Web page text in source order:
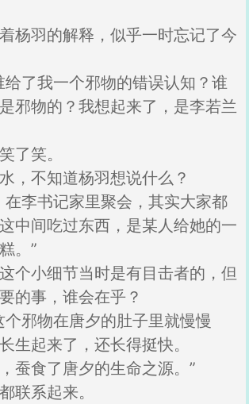
杨羽的解释，似乎一时忘记了今
给了我一个邪物的错误认知？谁
邪物的？我想起来了，是李若兰
了笑。
，不知道杨羽想说什么？
在李书记家里聚会，其实大家都
中间吃过东西，是某人给她的一
。”
个小细节当时是有目击者的，但
的事，谁会在乎？
个邪物在唐夕的肚子里就慢慢
生起来了，还长得挺快。
蚕食了唐夕的生命之源。”
联系起来。